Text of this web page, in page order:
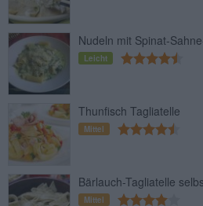
Nudeln mit Spinat-
Leicht
Thunfisch Tagliatelle
Mittel
Bärlauch-Tagliatelle
Mittel